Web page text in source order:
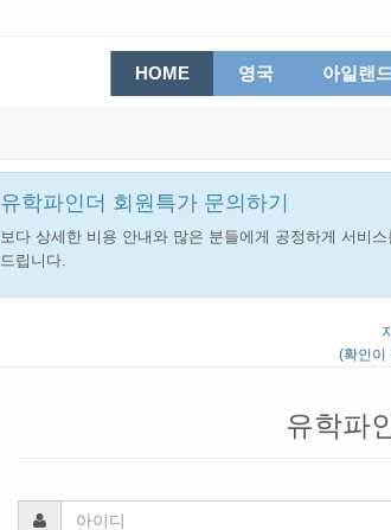
HOME 영국 아일랜
유학파인더 회원특가 문의하기
보다 상세한 비용 안내와 많은 분들에게 공정하게 서비
드립니다.
(확인이
유학파